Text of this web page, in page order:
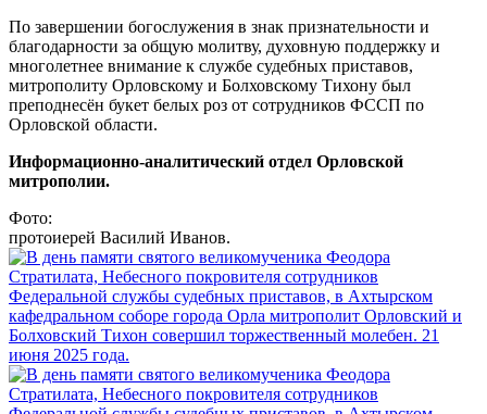
По завершении богослужения в знак признательности и
благодарности за общую молитву, духовную поддержку и
многолетнее внимание к службе судебных приставов,
митрополиту Орловскому и Болховскому Тихону был
преподнесён букет белых роз от сотрудников ФССП по
Орловской области.
Информационно-аналитический отдел Орловской
митрополии.
Фото:
протоиерей Василий Иванов.